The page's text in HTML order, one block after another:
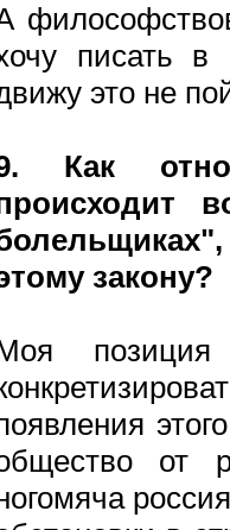
писать в
это не
Как
закону?
от